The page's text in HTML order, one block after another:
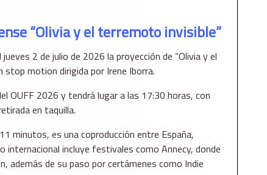
“Olivia y el terremoto invisible”
2 de julio de 2026 la proyección de “Olivia y el
stop motion dirigida por Irene Iborra.
OUFF 2026 y tendrá lugar a las 17:30 horas, con
en taquilla.
minutos, es una coproducción entre España,
internacional incluye festivales como Annecy, donde
además de su paso por certámenes como Indie